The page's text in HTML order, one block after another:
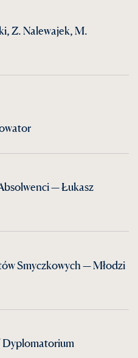
Z. Nalewajek, M.
— Łukasz
Smyczkowych — Młodzi
Dyplomatorium